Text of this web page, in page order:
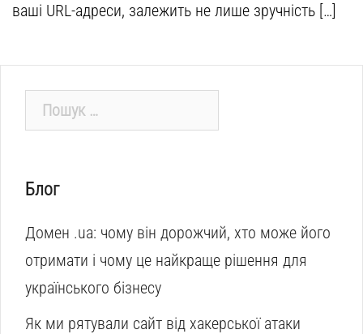
ваші URL-адреси, залежить не лише зручність […]
Пошук:
Блог
Домен .ua: чому він дорожчий, хто може його
отримати і чому це найкраще рішення для
українського бізнесу
Як ми рятували сайт від хакерської атаки